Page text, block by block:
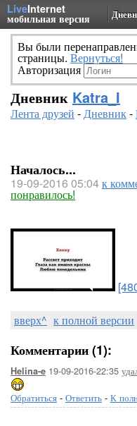
LiveInternet
мобильная версия
Вы были
страницы. Вернуться!
Авторизация
Дневник Katra_I
Лента друзей -Дневник-
Началось...
19-09-2016 05:04к
понравилось!
вверх^ к полной версии
Комментарии (1):
Helina-e 19-09-2016-22:35
Обратиться - Ответить - К